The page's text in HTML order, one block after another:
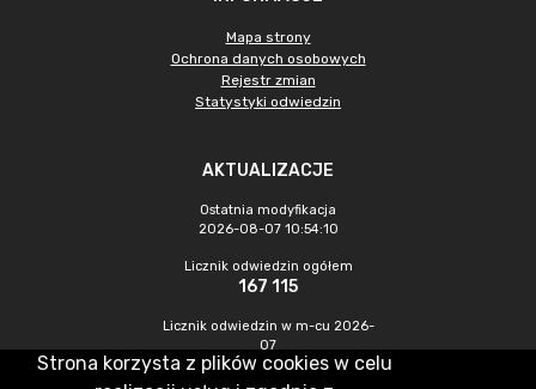
Mapa strony
Ochrona danych osobowych
Rejestr zmian
Statystyki odwiedzin
AKTUALIZACJE
Ostatnia modyfikacja
2026-08-07 10:54:10
Licznik odwiedzin ogółem
167 115
Licznik odwiedzin w m-cu 2026-
07
513
Strona korzysta z plików cookies w celu